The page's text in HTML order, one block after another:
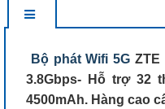
Bộ phát Wifi 5G ZTE
3.8Gbps- Hỗ trợ 32
4500mAh. Hàng cao